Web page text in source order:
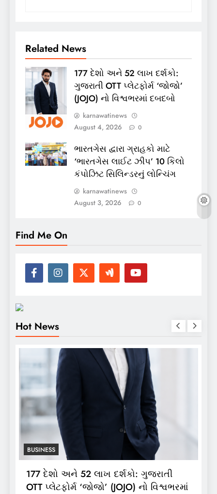
Related News
177 દેશો અને 52 લાખ દર્શકો:
ગુજરાતી OTT પ્લેટફોર્મ ‘જોજો’
(JOJO) નો વિશ્વભરમાં દબદબો
karnawatinews
August 4, 2026
0
ભારતગેસ દ્વારા ગ્રાહકો માટે
‘ભારતગેસ લાઈટ ઝીપ’ 10 કિલો
કંપોઝિટ સિલિન્ડરનું લોન્ચિંગ
karnawatinews
August 3, 2026
0
Find Me On
Hot News
દેશો અને 52 લાખ દર્શકો: ગુજરાતી
પ્લેટફોર્મ ‘જોજો’ (JOJO) નો વિશ્વભરમાં
ભારતગેસ
લાઈટ